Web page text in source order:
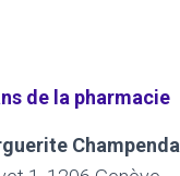
de la pharmacie
Champendal